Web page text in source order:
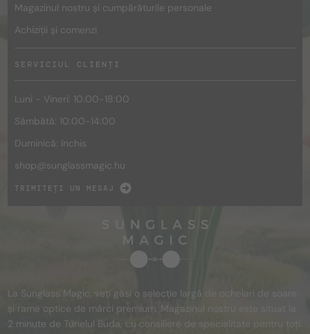
Magazinul nostru și cumpărăturile personale
Achiziții și comenzi
SERVICIUL CLIENȚI
Luni - Vineri: 10:00-18:00
Sâmbătă: 10:00-14:00
Duminică: închis
shop@sunglassmagic.hu
TRIMITEȚI UN MESAJ
La Sunglass Magic, veți găsi o selecție largă de ochelari de soare
și rame optice de mărci premium. Magazinul nostru este situat la
2 minute de Tunelul Buda, cu consiliere de specialitate pentru toți.